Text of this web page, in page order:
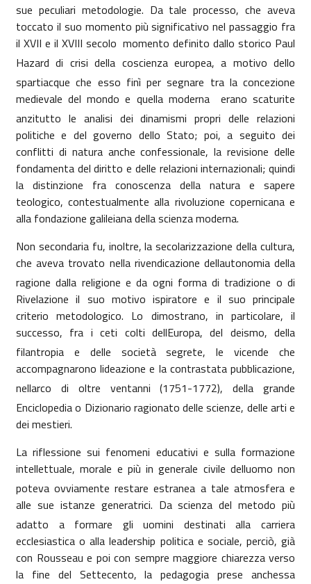
sue peculiari metodologie. Da tale processo, che aveva
toccato il suo momento più significativo nel passaggio fra
il XVII e il XVIII secolo  momento definito dallo storico Paul
Hazard di crisi della coscienza europea, a motivo dello
spartiacque che esso finì per segnare tra la concezione
medievale del mondo e quella moderna  erano scaturite
anzitutto le analisi dei dinamismi propri delle relazioni
politiche e del governo dello Stato; poi, a seguito dei
conflitti di natura anche confessionale, la revisione delle
fondamenta del diritto e delle relazioni internazionali; quindi
la distinzione fra conoscenza della natura e sapere
teologico, contestualmente alla rivoluzione copernicana e
alla fondazione galileiana della scienza moderna.
Non secondaria fu, inoltre, la secolarizzazione della cultura,
che aveva trovato nella rivendicazione dellautonomia della
ragione dalla religione e da ogni forma di tradizione o di
Rivelazione il suo motivo ispiratore e il suo principale
criterio metodologico. Lo dimostrano, in particolare, il
successo, fra i ceti colti dellEuropa, del deismo, della
filantropia e delle società segrete, le vicende che
accompagnarono lideazione e la contrastata pubblicazione,
nellarco di oltre ventanni (1751-1772), della grande
Enciclopedia o Dizionario ragionato delle scienze, delle arti e
dei mestieri.
La riflessione sui fenomeni educativi e sulla formazione
intellettuale, morale e più in generale civile delluomo non
poteva ovviamente restare estranea a tale atmosfera e
alle sue istanze generatrici. Da scienza del metodo più
adatto a formare gli uomini destinati alla carriera
ecclesiastica o alla leadership politica e sociale, perciò, già
con Rousseau e poi con sempre maggiore chiarezza verso
la fine del Settecento, la pedagogia prese anchessa